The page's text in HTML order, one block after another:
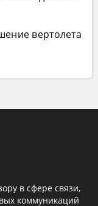
вертолета
в сфере связи,
коммуникаций